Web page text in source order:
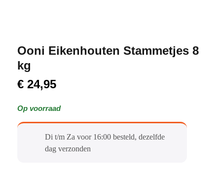
Ooni Eikenhouten Stammetjes 8
kg
€ 24,95
Op voorraad
Di t/m Za voor 16:00 besteld, dezelfde
dag verzonden​